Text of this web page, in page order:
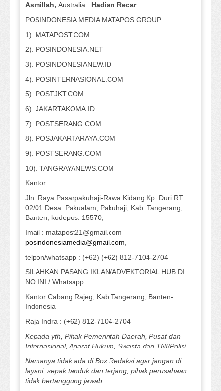
Asmillah, Australia : Hadian Recar
POSINDONESIA MEDIA MATAPOS GROUP :
1). MATAPOST.COM
2). POSINDONESIA.NET
3). POSINDONESIANEW.ID
4). POSINTERNASIONAL.COM
5). POSTJKT.COM
6). JAKARTAKOMA.ID
7). POSTSERANG.COM
8). POSJAKARTARAYA.COM
9). POSTSERANG.COM
10). TANGRAYANEWS.COM
Kantor :
Jln. Raya Pasarpakuhaji-Rawa Kidang Kp. Duri RT
02/01 Desa. Pakualam, Pakuhaji, Kab. Tangerang,
Banten, kodepos. 15570,
Imail : matapost21@gmail.com
posindonesiamedia@gmail.com,
telpon/whatsapp : (+62) (+62) 812-7104-2704
SILAHKAN PASANG IKLAN/ADVEKTORIAL HUB DI
NO INI / Whatsapp
Kantor Cabang Rajeg, Kab Tangerang, Banten-
Indonesia
Raja Indra : (+62) 812-7104-2704
Kepada yth, Pihak Pemerintah Daerah, Pusat dan
Internasional, Aparat Hukum, Swasta dan TNI/Polisi.
Namanya tidak ada di Box Redaksi agar jangan di
layani, sepak tanduk dan terjang, pihak perusahaan
tidak bertanggung jawab.